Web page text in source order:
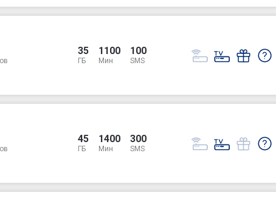
35
ГБ
1100
Мин
100
SMS
45
ГБ
1400
Мин
300
SMS